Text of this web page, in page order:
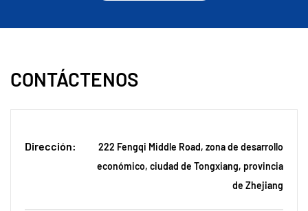
CONTÁCTENOS
Dirección:
222 Fengqi Middle Road, zona de desarrollo
económico, ciudad de Tongxiang, provincia
de Zhejiang